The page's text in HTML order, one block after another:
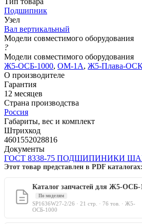
Подшипник
Узел
Вал вертикальный
Модели совместимого оборудования
?
Модели совместимого оборудования
Ж5-ОСБ-1000, ОМ-1А, Ж5-Плава-
О производителе
Гарантия
12 месяцев
Страна производства
Россия
Габариты, вес и комплект
Штрихкод
4601552028816
Документы
ГОСТ 8338-75 ПОДШИПИНИКИ
Этот товар представлен в PDF каталогах:
Каталог запчастей для Ж5-ОСБ-
По моделям
SP1636W27-2/26 · 21 стр. · 76 тов. · Ж5-
ОСБ-1000